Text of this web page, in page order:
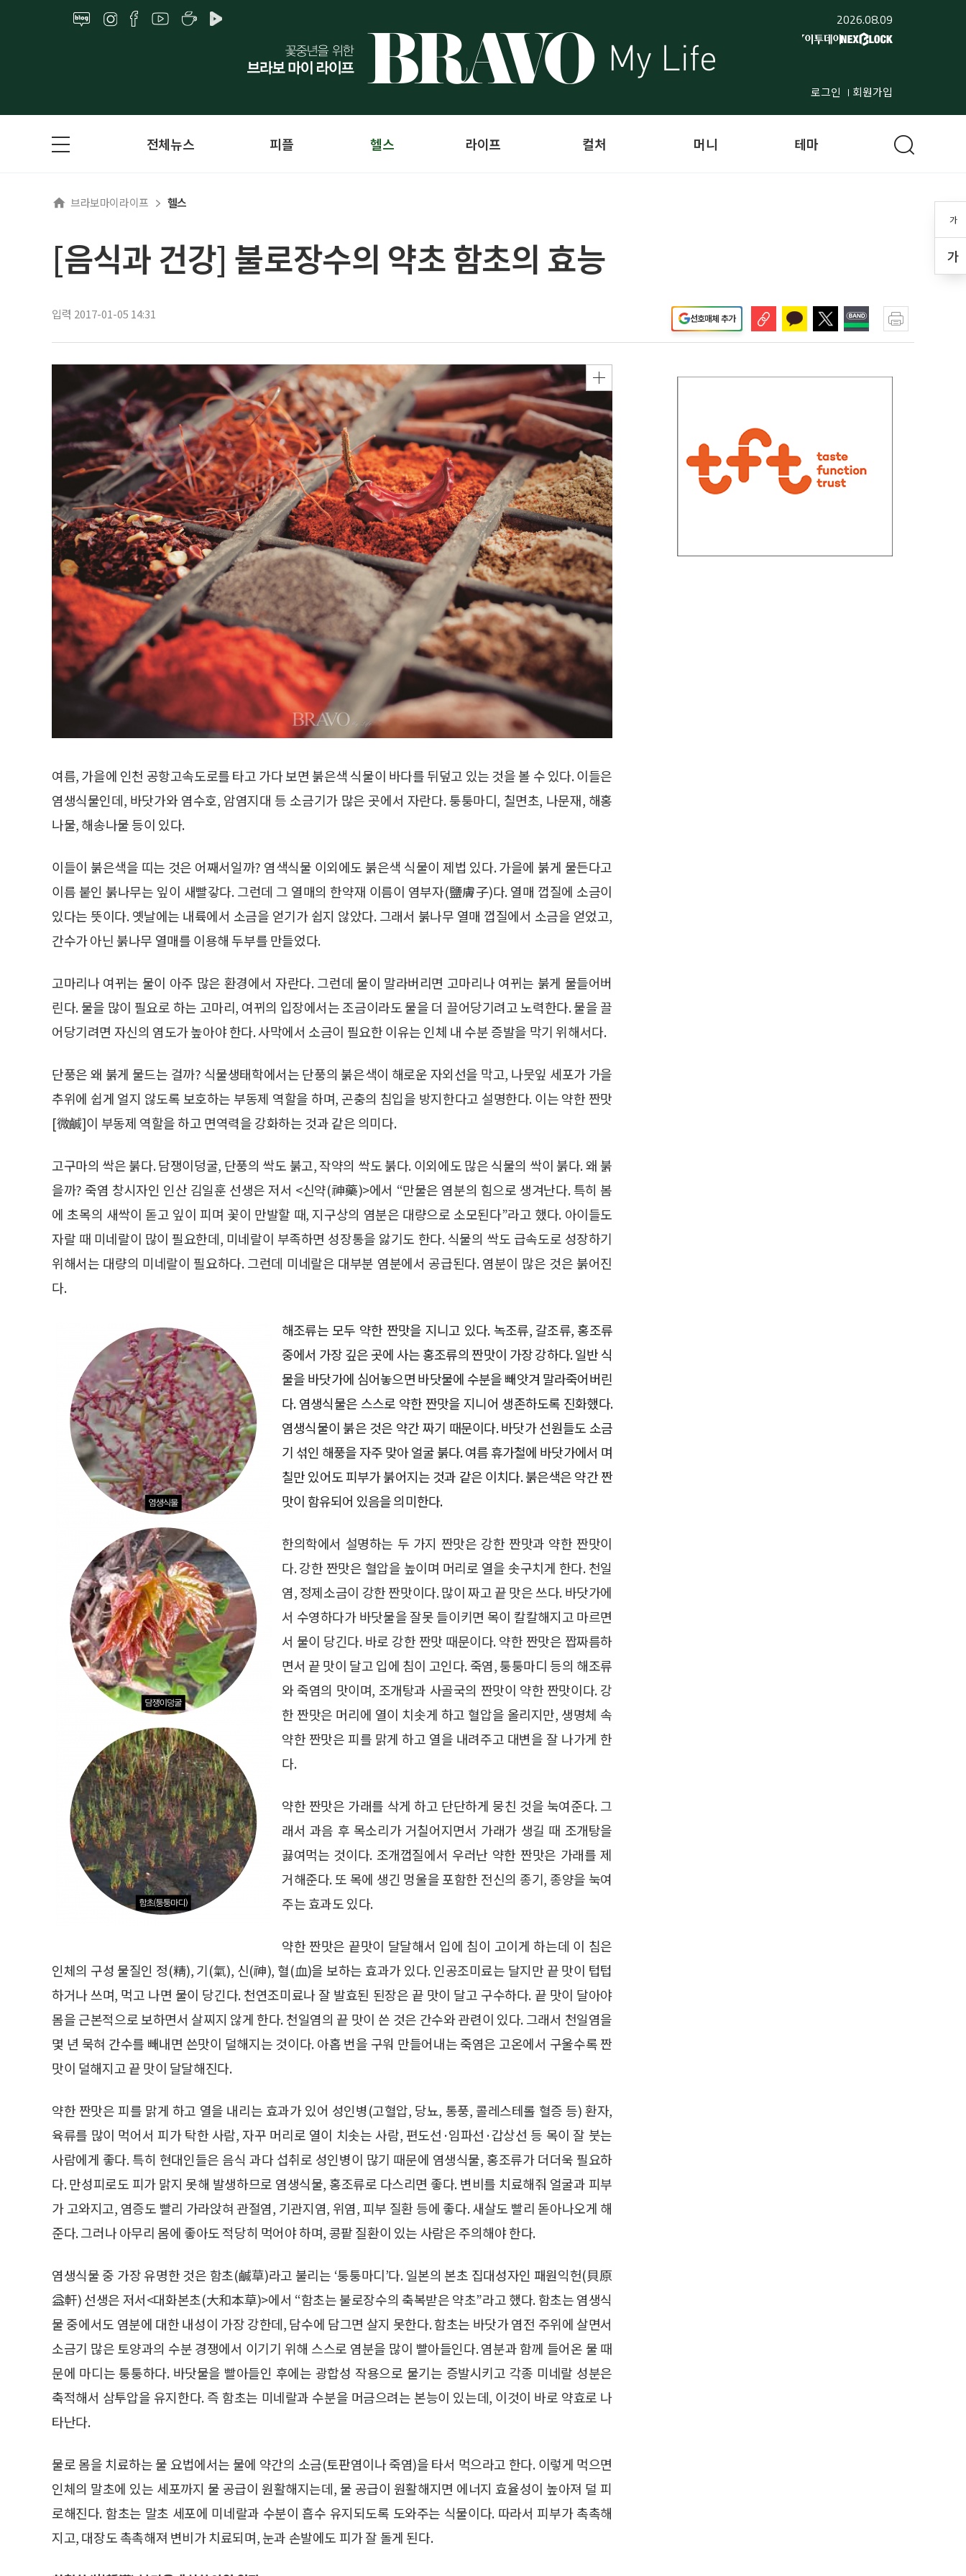
2026.08.09
로그인 회원가입
가
가
전체뉴스 피플 헬스 라이프 컬처 머니 테마
브라보마이라이프 헬스
[음식과 건강] 불로장수의 약초 함초의 효능
입력 2017-01-05 14:31 선호매체 추가
여름, 가을에 인천 공항고속도로를 타고 가다 보면 붉은색 식물이 바다를 뒤덮고 있는 것을 볼 수 있다. 이들은
염생식물인데, 바닷가와 염수호, 암염지대 등 소금기가 많은 곳에서 자란다. 퉁퉁마디, 칠면초, 나문재, 해홍
나물, 해송나물 등이 있다.
이들이 붉은색을 띠는 것은 어째서일까? 염색식물 이외에도 붉은색 식물이 제법 있다. 가을에 붉게 물든다고
이름 붙인 붉나무는 잎이 새빨갛다. 그런데 그 열매의 한약재 이름이 염부자(鹽膚子)다. 열매 껍질에 소금이
있다는 뜻이다. 옛날에는 내륙에서 소금을 얻기가 쉽지 않았다. 그래서 붉나무 열매 껍질에서 소금을 얻었고,
간수가 아닌 붉나무 열매를 이용해 두부를 만들었다.
고마리나 여뀌는 물이 아주 많은 환경에서 자란다. 그런데 물이 말라버리면 고마리나 여뀌는 붉게 물들어버
린다. 물을 많이 필요로 하는 고마리, 여뀌의 입장에서는 조금이라도 물을 더 끌어당기려고 노력한다. 물을 끌
어당기려면 자신의 염도가 높아야 한다. 사막에서 소금이 필요한 이유는 인체 내 수분 증발을 막기 위해서다.
단풍은 왜 붉게 물드는 걸까? 식물생태학에서는 단풍의 붉은색이 해로운 자외선을 막고, 나뭇잎 세포가 가을
추위에 쉽게 얼지 않도록 보호하는 부동제 역할을 하며, 곤충의 침입을 방지한다고 설명한다. 이는 약한 짠맛
[微鹹]이 부동제 역할을 하고 면역력을 강화하는 것과 같은 의미다.
고구마의 싹은 붉다. 담쟁이덩굴, 단풍의 싹도 붉고, 작약의 싹도 붉다. 이외에도 많은 식물의 싹이 붉다. 왜 붉
을까? 죽염 창시자인 인산 김일훈 선생은 저서 <신약(神藥)>에서 “만물은 염분의 힘으로 생겨난다. 특히 봄
에 초목의 새싹이 돋고 잎이 피며 꽃이 만발할 때, 지구상의 염분은 대량으로 소모된다”라고 했다. 아이들도
자랄 때 미네랄이 많이 필요한데, 미네랄이 부족하면 성장통을 앓기도 한다. 식물의 싹도 급속도로 성장하기
위해서는 대량의 미네랄이 필요하다. 그런데 미네랄은 대부분 염분에서 공급된다. 염분이 많은 것은 붉어진
다.
해조류는 모두 약한 짠맛을 지니고 있다. 녹조류, 갈조류, 홍조류
중에서 가장 깊은 곳에 사는 홍조류의 짠맛이 가장 강하다. 일반 식
물을 바닷가에 심어놓으면 바닷물에 수분을 빼앗겨 말라죽어버린
다. 염생식물은 스스로 약한 짠맛을 지니어 생존하도록 진화했다.
염생식물이 붉은 것은 약간 짜기 때문이다. 바닷가 선원들도 소금
기 섞인 해풍을 자주 맞아 얼굴 붉다. 여름 휴가철에 바닷가에서 며
칠만 있어도 피부가 붉어지는 것과 같은 이치다. 붉은색은 약간 짠
맛이 함유되어 있음을 의미한다.
한의학에서 설명하는 두 가지 짠맛은 강한 짠맛과 약한 짠맛이
다. 강한 짠맛은 혈압을 높이며 머리로 열을 솟구치게 한다. 천일
염, 정제소금이 강한 짠맛이다. 많이 짜고 끝 맛은 쓰다. 바닷가에
서 수영하다가 바닷물을 잘못 들이키면 목이 칼칼해지고 마르면
서 물이 당긴다. 바로 강한 짠맛 때문이다. 약한 짠맛은 짭짜름하
면서 끝 맛이 달고 입에 침이 고인다. 죽염, 퉁퉁마디 등의 해조류
와 죽염의 맛이며, 조개탕과 사골국의 짠맛이 약한 짠맛이다. 강
한 짠맛은 머리에 열이 치솟게 하고 혈압을 올리지만, 생명체 속
약한 짠맛은 피를 맑게 하고 열을 내려주고 대변을 잘 나가게 한
다.
약한 짠맛은 가래를 삭게 하고 단단하게 뭉친 것을 눅여준다. 그
래서 과음 후 목소리가 거칠어지면서 가래가 생길 때 조개탕을
끓여먹는 것이다. 조개껍질에서 우러난 약한 짠맛은 가래를 제
거해준다. 또 목에 생긴 멍울을 포함한 전신의 종기, 종양을 눅여
주는 효과도 있다.
약한 짠맛은 끝맛이 달달해서 입에 침이 고이게 하는데 이 침은
인체의 구성 물질인 정(精), 기(氣), 신(神), 혈(血)을 보하는 효과가 있다. 인공조미료는 달지만 끝 맛이 텁텁
하거나 쓰며, 먹고 나면 물이 당긴다. 천연조미료나 잘 발효된 된장은 끝 맛이 달고 구수하다. 끝 맛이 달아야
몸을 근본적으로 보하면서 살찌지 않게 한다. 천일염의 끝 맛이 쓴 것은 간수와 관련이 있다. 그래서 천일염을
몇 년 묵혀 간수를 빼내면 쓴맛이 덜해지는 것이다. 아홉 번을 구워 만들어내는 죽염은 고온에서 구울수록 짠
맛이 덜해지고 끝 맛이 달달해진다.
약한 짠맛은 피를 맑게 하고 열을 내리는 효과가 있어 성인병(고혈압, 당뇨, 통풍, 콜레스테롤 혈증 등) 환자,
육류를 많이 먹어서 피가 탁한 사람, 자꾸 머리로 열이 치솟는 사람, 편도선·임파선·갑상선 등 목이 잘 붓는
사람에게 좋다. 특히 현대인들은 음식 과다 섭취로 성인병이 많기 때문에 염생식물, 홍조류가 더더욱 필요하
다. 만성피로도 피가 맑지 못해 발생하므로 염생식물, 홍조류로 다스리면 좋다. 변비를 치료해줘 얼굴과 피부
가 고와지고, 염증도 빨리 가라앉혀 관절염, 기관지염, 위염, 피부 질환 등에 좋다. 새살도 빨리 돋아나오게 해
준다. 그러나 아무리 몸에 좋아도 적당히 먹어야 하며, 콩팥 질환이 있는 사람은 주의해야 한다.
염생식물 중 가장 유명한 것은 함초(鹹草)라고 불리는 ‘퉁퉁마디’다. 일본의 본초 집대성자인 패원익헌(貝原
益軒) 선생은 저서<대화본초(大和本草)>에서 “함초는 불로장수의 축복받은 약초”라고 했다. 함초는 염생식
물 중에서도 염분에 대한 내성이 가장 강한데, 담수에 담그면 살지 못한다. 함초는 바닷가 염전 주위에 살면서
소금기 많은 토양과의 수분 경쟁에서 이기기 위해 스스로 염분을 많이 빨아들인다. 염분과 함께 들어온 물 때
문에 마디는 퉁퉁하다. 바닷물을 빨아들인 후에는 광합성 작용으로 물기는 증발시키고 각종 미네랄 성분은
축적해서 삼투압을 유지한다. 즉 함초는 미네랄과 수분을 머금으려는 본능이 있는데, 이것이 바로 약효로 나
타난다.
물로 몸을 치료하는 물 요법에서는 물에 약간의 소금(토판염이나 죽염)을 타서 먹으라고 한다. 이렇게 먹으면
인체의 말초에 있는 세포까지 물 공급이 원활해지는데, 물 공급이 원활해지면 에너지 효율성이 높아져 덜 피
로해진다. 함초는 말초 세포에 미네랄과 수분이 흡수 유지되도록 도와주는 식물이다. 따라서 피부가 촉촉해
지고, 대장도 촉촉해져 변비가 치료되며, 눈과 손발에도 피가 잘 돌게 된다.